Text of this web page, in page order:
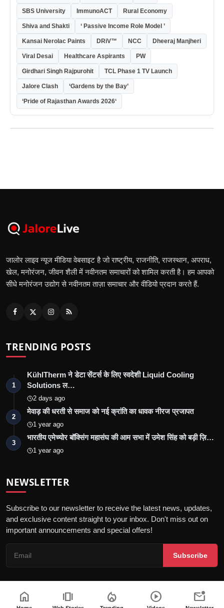
SBS University ImmunoACT Rural Economy
Shiva and Shakti ‘ Passive Income Role Model ’
Kansai Nerolac Paints DRiV™ NCC Dheeraj Manjheri
Viral Desai Healthcare Aspirants PW
Girdhari Singh Rajpurohit TCL Phase 1 TV Launch
Jalore Clash ‘Gardens by the Bay’
‘Pride of Rajasthan Awards 2026‘
जालोर लाइव न्यूज मीडिया वेबसाइट है जो राष्ट्रीय, राजनीति, राजस्थान, अपराध,
खेल, मनोरंजन, जीवन शैली में नवीनतम समाचारों को शामिल करती है। हम आपको
सीधे मनोरंजन उद्योग से नवीनतम ताज़ा समाचार और वीडियो प्रदान करते हैं.
TRENDING POSTS
1
KühlTherm ने डेटा सेंटर्स के लिए स्वदेशी Liquid Cooling
Solutions ल…
2 days ago
2
मेवाड़ की धरती से समाज को नई क्रांति का धावक नीरज प्रजापत
1 year ago
3
भारतीय एमेच्योर बॉक्सिंग महासंघ की आम सभा में उमेश सिंह को बड़ी ज़ि…
1 year ago
NEWSLETTER
Subscribe to our newsletter to receive the latest news, updates,
and exclusive content straight to your inbox. Don't miss out on
important announcements and special offers!
Subscribe
home amp_stories local_fire_department play_circle mark_email_unread